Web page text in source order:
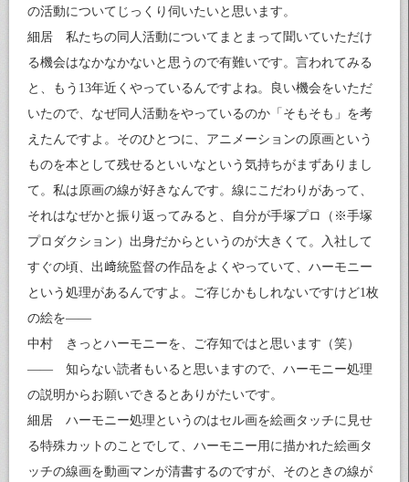
の活動についてじっくり伺いたいと思います。
細居 私たちの同人活動についてまとまって聞いていただけ
る機会はなかなかないと思うので有難いです。言われてみる
と、もう13年近くやっているんですよね。良い機会をいただ
いたので、なぜ同人活動をやっているのか「そもそも」を考
えたんですよ。そのひとつに、アニメーションの原画という
ものを本として残せるといいなという気持ちがまずありまし
て。私は原画の線が好きなんです。線にこだわりがあって、
それはなぜかと振り返ってみると、自分が手塚プロ（※手塚
プロダクション）出身だからというのが大きくて。入社して
すぐの頃、出﨑統監督の作品をよくやっていて、ハーモニー
という処理があるんですよ。ご存じかもしれないですけど1枚
の絵を――
中村 きっとハーモニーを、ご存知ではと思います（笑）
―― 知らない読者もいると思いますので、ハーモニー処理
の説明からお願いできるとありがたいです。
細居 ハーモニー処理というのはセル画を絵画タッチに見せ
る特殊カットのことでして、ハーモニー用に描かれた絵画タ
ッチの線画を動画マンが清書するのですが、そのときの線が